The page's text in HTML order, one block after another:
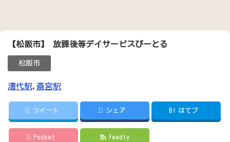
【松阪市】 放課後等デイサービスびーとる
松阪市
漕代駅, 斎宮駅
ツイート シェア B! はてブ
Pocket feedly